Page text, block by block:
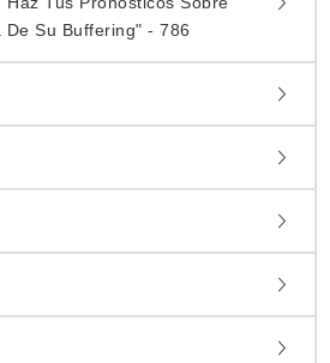
De Su Buffering" - 786